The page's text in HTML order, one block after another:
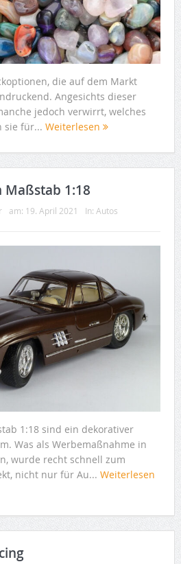
die auf dem Markt
Angesichts dieser
jedoch verwirrt, welches
sie für... Weiterlesen
1:18
am: 19. April 2021 In: Autos
1:18 sind ein dekorativer
Was als Werbemaßnahme in
wurde recht schnell zum
nicht nur für Au... Weiterlesen